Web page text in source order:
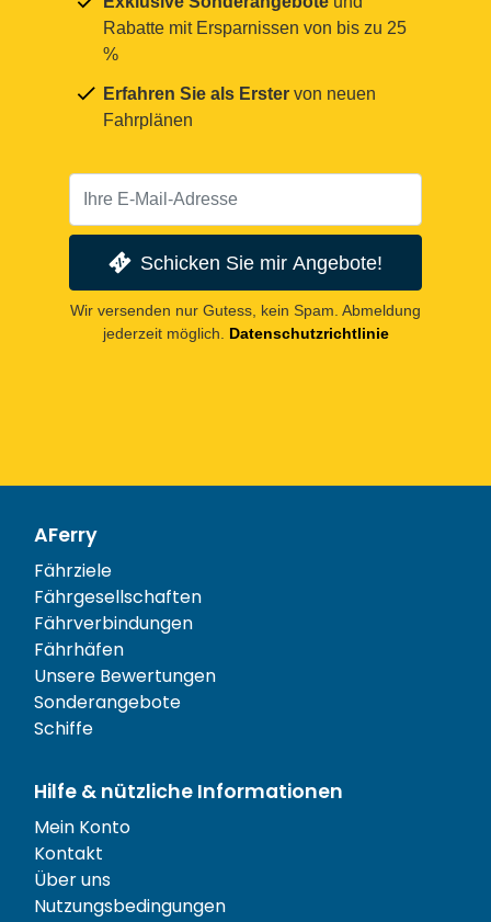
Rabatte mit Ersparnissen von bis zu 25
%
Erfahren Sie als Erster von neuen
Fahrplänen
Schicken Sie mir Angebote!
Wir versenden nur Gutess, kein Spam. Abmeldung
jederzeit möglich.
Datenschutzrichtlinie
AFerry
Fährziele
Fährgesellschaften
Fährverbindungen
Fährhäfen
Unsere Bewertungen
Sonderangebote
Schiffe
Hilfe & nützliche Informationen
Mein Konto
Kontakt
Über uns
Nutzungsbedingungen